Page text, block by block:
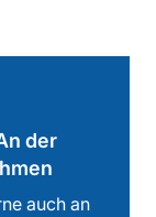
der
auch an